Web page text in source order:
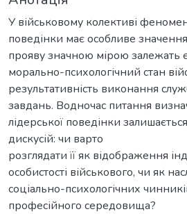
У військовому колективі
поведінки має особливе
прояву значною мірою залежать
морально-психологічний стан
результативність виконання
завдань. Водночас питання
лідерської поведінки
дискусій: чи варто
розглядати її як відображення
особистості військового, чи як
соціально-психологічних
професійного середовища?